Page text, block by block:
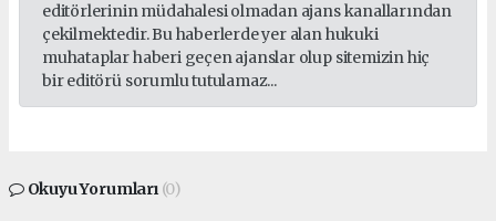
editörlerinin müdahalesi olmadan ajans kanallarından
çekilmektedir. Bu haberlerde yer alan hukuki
muhataplar haberi geçen ajanslar olup sitemizin hiç
bir editörü sorumlu tutulamaz...
Okuyu Yorumları (0)